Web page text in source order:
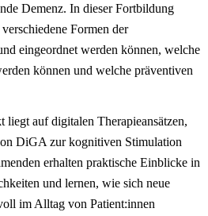
Demenz. In dieser Fortbildung
Formen der
eingeordnet werden können, welche
können und welche präventiven
liegt auf digitalen Therapieansätzen,
DiGA zur kognitiven Stimulation
erhalten praktische Einblicke in
und lernen, wie sich neue
im Alltag von Patient:innen